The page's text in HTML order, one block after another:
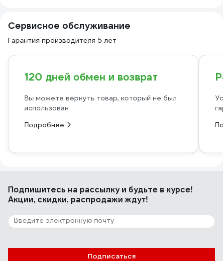
Сервисное обслуживание
Гарантия производителя 5 лет
120 дней обмен и возврат
Вы можете вернуть товар, который не был
использован
Подробнее
Подпишитесь на рассылкуи будьте в курсе!
Акции, скидки, распродажи ждут!
Подписаться